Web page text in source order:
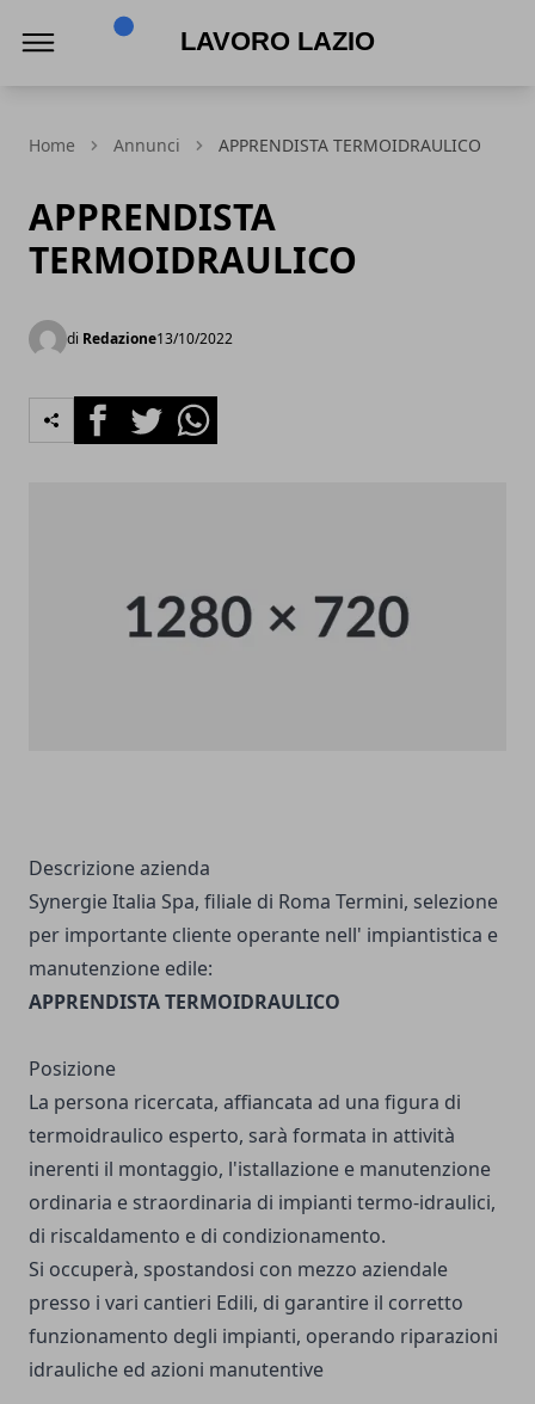
Home Annunci APPRENDISTA TERMOIDRAULICO
APPRENDISTA
TERMOIDRAULICO
di Redazione13/10/2022
FacebookTwitterWhatsapp
Descrizione azienda
Synergie Italia Spa, filiale di Roma Termini, selezione
per importante cliente operante nell' impiantistica e
manutenzione edile:
APPRENDISTA TERMOIDRAULICO
Posizione
La persona ricercata, affiancata ad una figura di
termoidraulico esperto, sarà formata in attività
inerenti il montaggio, l'istallazione e manutenzione
ordinaria e straordinaria di impianti termo-idraulici,
di riscaldamento e di condizionamento.
Si occuperà, spostandosi con mezzo aziendale
presso i vari cantieri Edili, di garantire il corretto
funzionamento degli impianti, operando riparazioni
idrauliche ed azioni manutentive